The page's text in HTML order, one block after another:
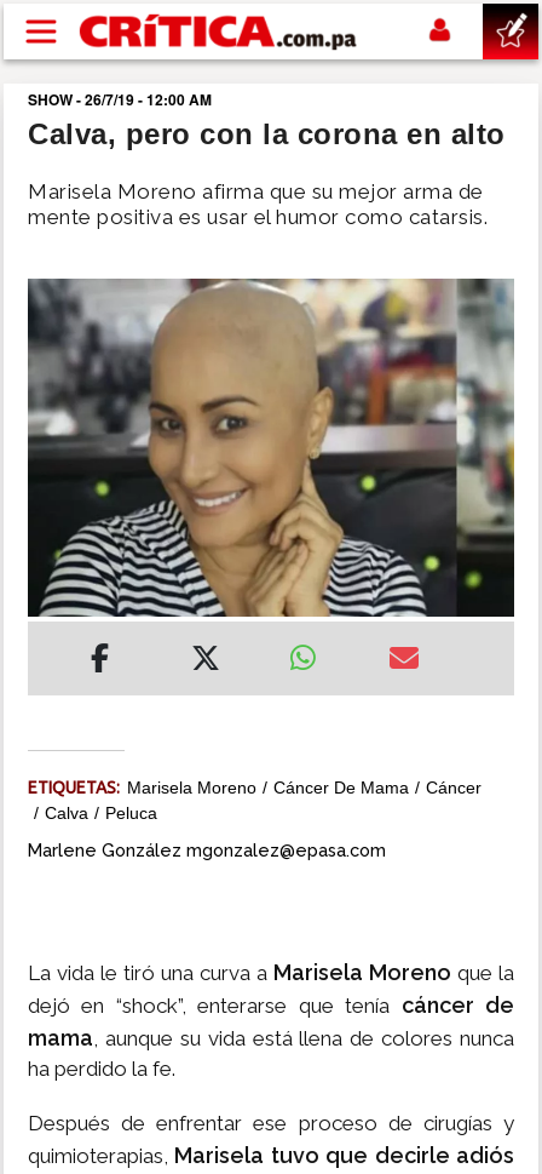
Pasar al contenido principal
buscar
POLÍTICA
SHOW
DEPORTES
INSÓLITAS
MULTIMEDIA
SHOW - 26/7/19 - 12:00 AM
Calva, pero con la corona en alto
Marisela Moreno afirma que su mejor arma de
mente positiva es usar el humor como catarsis.
ETIQUETAS: Marisela Moreno Cáncer De Mama
Cáncer
Calva
Peluca
Marlene González mgonzalez@epasa.com
La vida le tiró una curva a Marisela Moreno que la
dejó en “shock”, enterarse que tenía cáncer de
mama, aunque su vida está llena de colores nunca
ha perdido la fe.
Después de enfrentar ese proceso de cirugías y
quimioterapias, Marisela tuvo que decirle adiós